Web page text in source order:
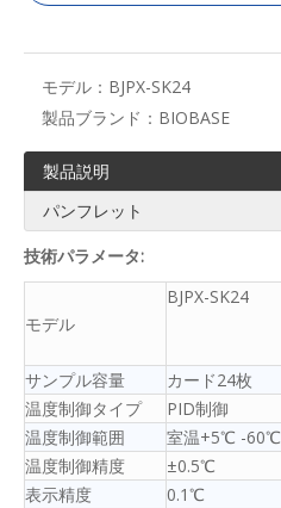
モデル： BJPX-SK24
製品ブランド： BIOBASE
製品説明
パンフレット
技術パラメータ:
モデル
BJPX-SK24
サンプル容量
カード24枚
温度制御タイプ
PID制御
温度制御範囲
室温+5℃ -60℃
温度制御精度
±0.5℃
表示精度
0.1℃